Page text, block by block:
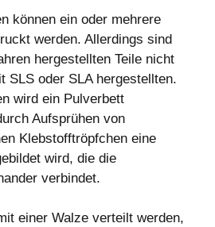
können ein oder mehrere
werden. Allerdings sind
hergestellten Teile nicht
SLS oder SLA hergestellten.
wird ein Pulverbett
Aufsprühen von
Klebstofftröpfchen eine
wird, die die
verbindet.
einer Walze verteilt werden,